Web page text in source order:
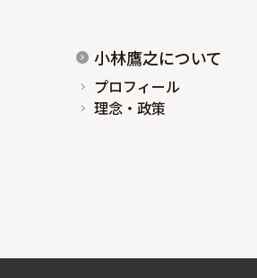
小林鷹之について
プロフィール
理念・政策